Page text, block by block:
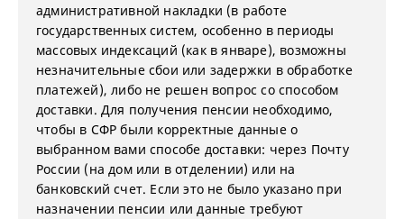
административной накладки (в работе
государственных систем, особенно в периоды
массовых индексаций (как в январе), возможны
незначительные сбои или задержки в обработке
платежей), либо не решен вопрос со способом
доставки. Для получения пенсии необходимо,
чтобы в СФР были корректные данные о
выбранном вами способе доставки: через Почту
России (на дом или в отделении) или на
банковский счет. Если это не было указано при
назначении пенсии или данные требуют